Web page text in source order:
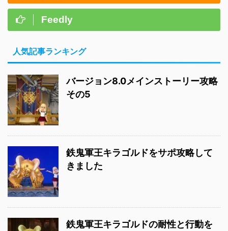
Feedly
人気記事ランキング
バージョン8.0メインストーリー攻略
その5
鉄鬼軍王キラゴルドをサポ攻略して
きました
鉄鬼軍王キラゴルドの耐性と行動を